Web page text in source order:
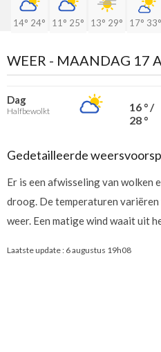
14° 24° 11° 25° 13° 29° 17° 33°
WEER - MAANDAG 17
Dag
Halfbewolkt
16 ° /
28 °
Gedetailleerde
Er is een afwisseling van wolken
droog. De temperaturen
weer. Een matige wind waait uit
Laatste update : 6 augustus 19h08